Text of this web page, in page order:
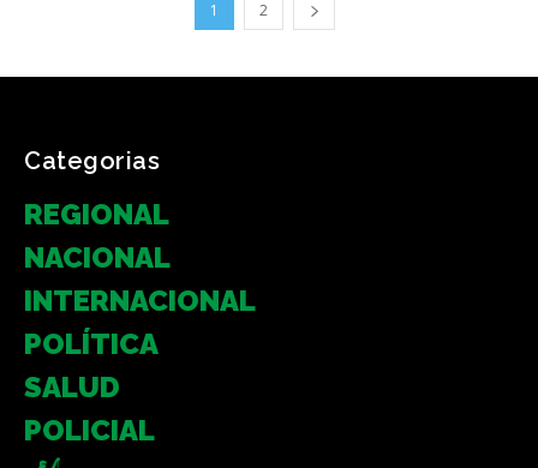
1 2
Categorias
REGIONAL
NACIONAL
INTERNACIONAL
POLÍTICA
SALUD
POLICIAL